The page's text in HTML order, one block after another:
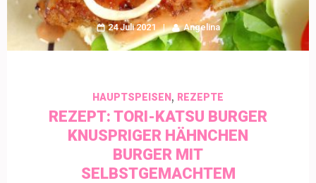
24 Juli 2021 Angelina
HAUPTSPEISEN , REZEPTE
REZEPT: TORI-KATSU BURGER
KNUSPRIGER HÄHNCHEN
BURGER MIT
SELBSTGEMACHTEM